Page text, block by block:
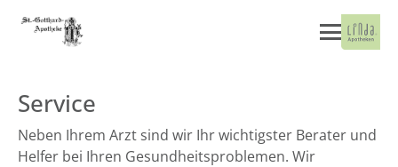
Service
Neben Ihrem Arzt sind wir Ihr wichtigster Berater und
Helfer bei Ihren Gesundheitsproblemen. Wir